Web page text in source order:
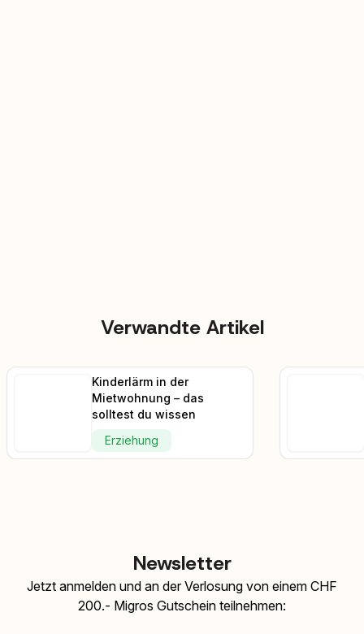
Verwandte Artikel
Kinderlärm in der
Mietwohnung – das
solltest du wissen
Erziehung
Newsletter
Jetzt anmelden und an der Verlosung von einem CHF
200.- Migros Gutschein teilnehmen: